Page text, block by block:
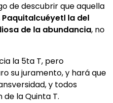
de descubrir que aquella
Paquitalcuéyetl la del
de la abundancia, no
la 5ta T, pero
su juramento, y hará que
y todos
la Quinta T.